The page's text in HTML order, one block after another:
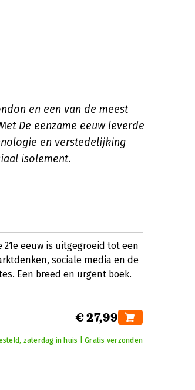
en een van de meest
De eenzame eeuw leverde
en verstedelijking
isolement.
eeuw is uitgegroeid tot een
sociale media en de
Een breed en urgent boek.
€ 27,99
zaterdag in huis | Gratis verzonden